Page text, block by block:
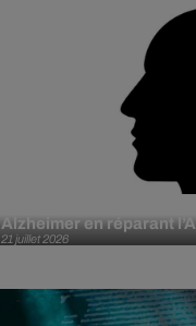
21 juillet 2026
Alzheimer en réparant